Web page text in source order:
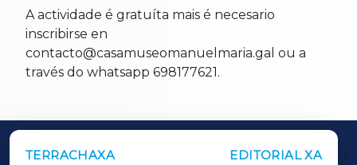
A actividade é gratuíta mais é necesario
inscribirse en
contacto@casamuseomanuelmaria.gal ou a
través do whatsapp 698177621.
TERRACHAXA EDITORIAL XA
OUTROS PERIÓDICOS